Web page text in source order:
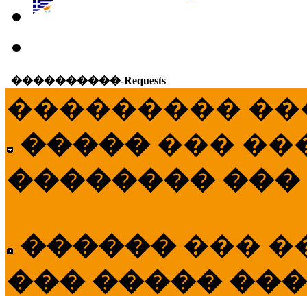
����������-Requests
���������
����� ���
�������� ���
������ ���
��� �����